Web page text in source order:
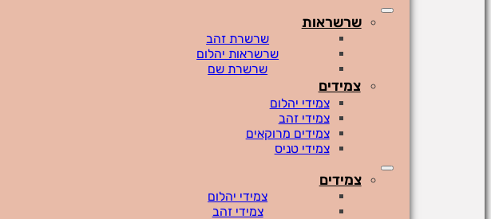
שרשראות
שרשרת זהב
שרשראות יהלום
שרשרת שם
צמידים
צמידי יהלום
צמידי זהב
צמידים מרוקאים
צמידי טניס
צמידים
צמידי יהלום
צמידי זהב